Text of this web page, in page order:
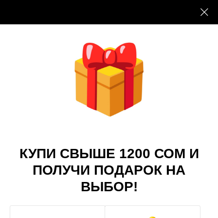
+996 704 704 444
КУПИ СВЫШЕ 1200 СОМ И
ПОЛУЧИ ПОДАРОК НА
ВЫБОР!